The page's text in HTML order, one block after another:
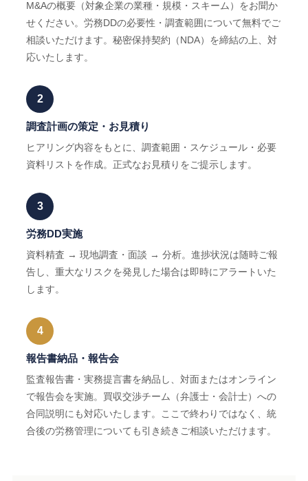
M&Aの概要（対象企業の業種・規模・スキーム）をお聞か
せください。労務DDの必要性・調査範囲について無料でご
相談いただけます。秘密保持契約（NDA）を締結の上、対
応いたします。
2
調査計画の策定・お見積り
ヒアリング内容をもとに、調査範囲・スケジュール・必要
資料リストを作成。正式なお見積りをご提示します。
3
労務DD実施
資料精査 → 現地調査・面談 → 分析。進捗状況は随時ご報
告し、重大なリスクを発見した場合は即時にアラートいた
します。
4
報告書納品・報告会
監査報告書・実務提言書を納品し、対面またはオンライン
で報告会を実施。買収交渉チーム（弁護士・会計士）への
合同説明にも対応いたします。ここで終わりではなく、統
合後の労務管理についても引き続きご相談いただけます。